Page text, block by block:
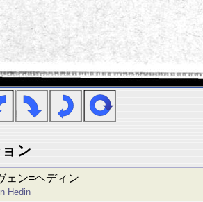
ン
ェン=ヘディン
Hedin